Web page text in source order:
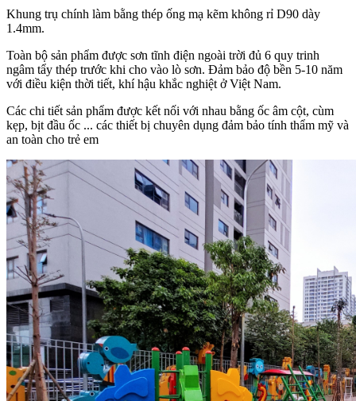
Khung trụ chính làm bằng thép ống mạ kẽm không rỉ D90 dày
1.4mm.
Toàn bộ sản phẩm được sơn tĩnh điện ngoài trời đủ 6 quy trinh
ngâm tẩy thép trước khi cho vào lò sơn. Đảm bảo độ bền 5-10 năm
với điều kiện thời tiết, khí hậu khắc nghiệt ở Việt Nam.
Các chi tiết sản phẩm được kết nối với nhau bằng ốc âm cột, cùm
kẹp, bịt đầu ốc ... các thiết bị chuyên dụng đảm bảo tính thẩm mỹ và
an toàn cho trẻ em